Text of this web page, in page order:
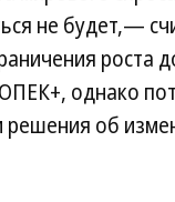
не будет,—
однако
решения об